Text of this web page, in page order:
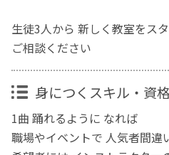
生徒3人から 新しく教室をス
ご相談ください
身につくスキル・資
1曲 踊れるように なれば
職場やイベントで 人気者間違